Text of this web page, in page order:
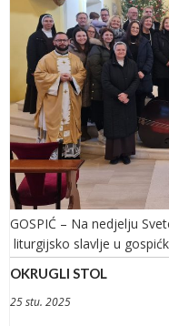
GOSPIĆ – Na nedjelju
liturgijsko slavlje u
OKRUGLI STOL
25 stu. 2025